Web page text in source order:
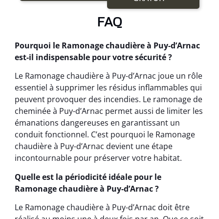
FAQ
Pourquoi le Ramonage chaudière à Puy-d’Arnac
est-il indispensable pour votre sécurité ?
Le Ramonage chaudière à Puy-d’Arnac joue un rôle
essentiel à supprimer les résidus inflammables qui
peuvent provoquer des incendies. Le ramonage de
cheminée à Puy-d’Arnac permet aussi de limiter les
émanations dangereuses en garantissant un
conduit fonctionnel. C’est pourquoi le Ramonage
chaudière à Puy-d’Arnac devient une étape
incontournable pour préserver votre habitat.
Quelle est la périodicité idéale pour le
Ramonage chaudière à Puy-d’Arnac ?
Le Ramonage chaudière à Puy-d’Arnac doit être